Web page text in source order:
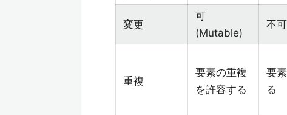
変更
可
(Mutable)
不
重複
要素の重複
を許容する
要
る